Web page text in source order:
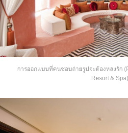
การออกแบบที่คนชอบถ่ายรูปจะต้องหลงรัก
Resort & Spa)